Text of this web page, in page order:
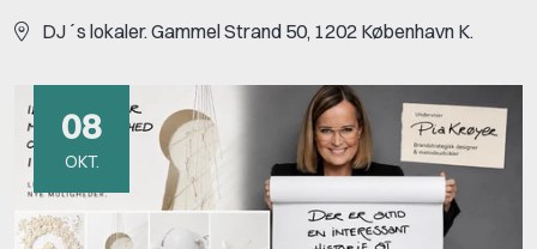
DJ´s lokaler. Gammel Strand 50, 1202 København K.
08
OKT.